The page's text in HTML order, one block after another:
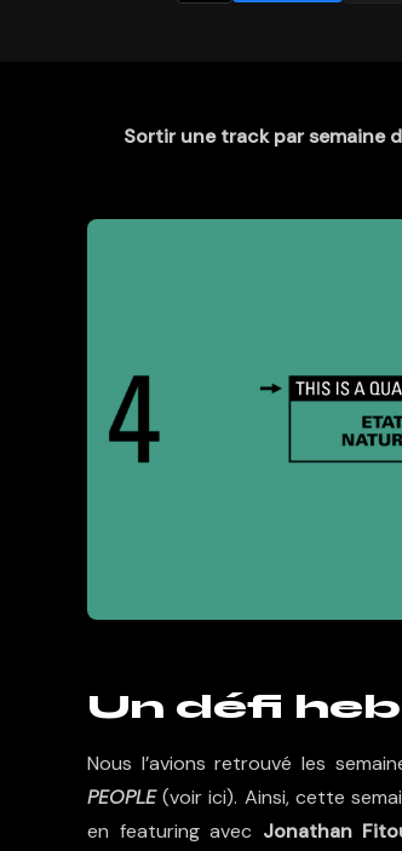
Sortir une track par semaine
Un défi
Nous l’avions retrouvé les
PEOPLE(voirici). Ainsi, cette
en featuring avec Jonathan